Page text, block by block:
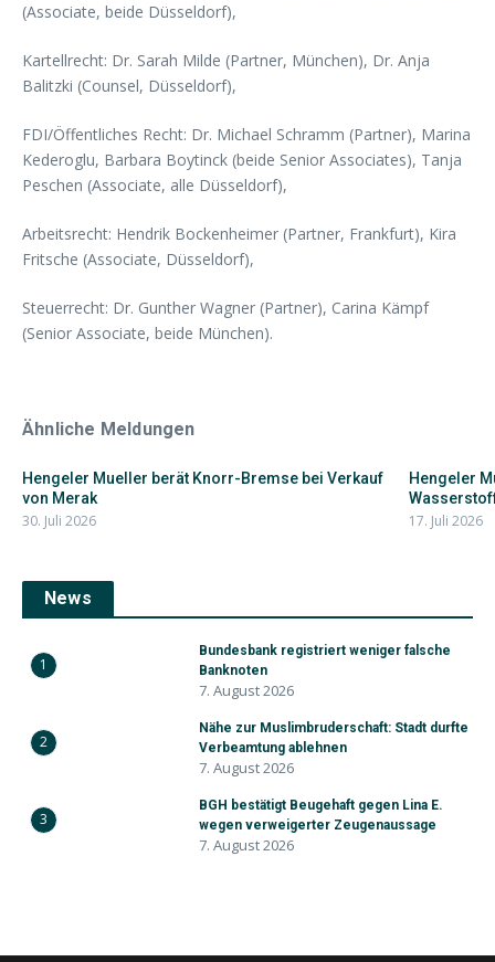
(Associate, beide Düsseldorf),
Kartellrecht: Dr. Sarah Milde (Partner, München), Dr. Anja
Balitzki (Counsel, Düsseldorf),
FDI/Öffentliches Recht: Dr. Michael Schramm (Partner), Marina
Kederoglu, Barbara Boytinck (beide Senior Associates), Tanja
Peschen (Associate, alle Düsseldorf),
Arbeitsrecht: Hendrik Bockenheimer (Partner, Frankfurt), Kira
Fritsche (Associate, Düsseldorf),
Steuerrecht: Dr. Gunther Wagner (Partner), Carina Kämpf
(Senior Associate, beide München).
Ähnliche Meldungen
Hengeler Mueller berät Knorr-Bremse bei Verkauf
von Merak
30. Juli 2026
Hengeler
17. Juli 2026
News
1
Bundesbank registriert weniger falsche
Banknoten
7. August 2026
2
Nähe zur Muslimbruderschaft: Stadt durfte
Verbeamtung ablehnen
7. August 2026
3
BGH bestätigt Beugehaft gegen Lina E.
wegen verweigerter Zeugenaussage
7. August 2026